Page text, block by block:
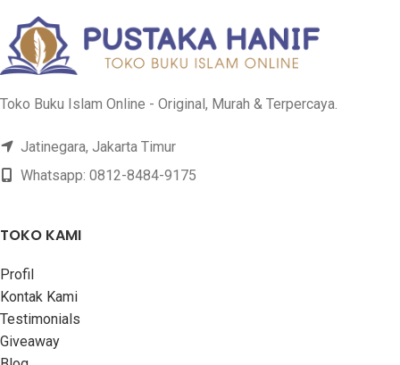
Toko Buku Islam Online - Original, Murah & Terpercaya.
Jatinegara, Jakarta Timur
Whatsapp: 0812-8484-9175
TOKO KAMI
Profil
Kontak Kami
Testimonials
Giveaway